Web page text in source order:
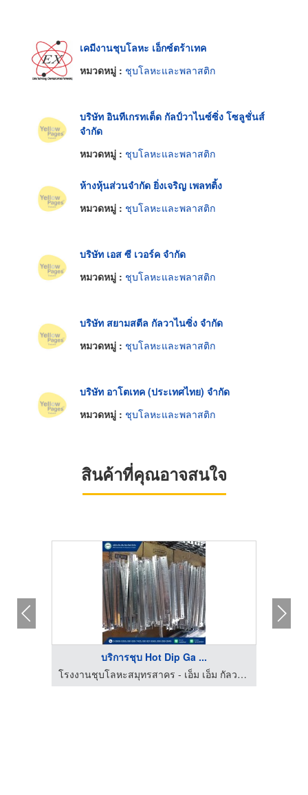
เคมีงานชุบโลหะ เอ็กซ์ตร้าเทค
หมวดหมู่ : ชุบโลหะและพลาสติก
บริษัท อินทีเกรทเต็ด กัลป์วาไนซ์ซิ่ง โซลูชั่นส์
จำกัด
หมวดหมู่ : ชุบโลหะและพลาสติก
ห้างหุ้นส่วนจำกัด ยิ่งเจริญ เพลทติ้ง
หมวดหมู่ : ชุบโลหะและพลาสติก
บริษัท เอส ซี เวอร์ค จำกัด
หมวดหมู่ : ชุบโลหะและพลาสติก
บริษัท สยามสตีล กัลวาไนซิ่ง จำกัด
หมวดหมู่ : ชุบโลหะและพลาสติก
บริษัท อาโตเทค (ประเทศไทย) จำกัด
หมวดหมู่ : ชุบโลหะและพลาสติก
สินค้าที่คุณอาจสนใจ
บริการชุบ Hot Dip Ga ...
โรงงานชุบโลหะสมุทรสาคร - เอ็ม เอ็ม กัลวาไนซ์